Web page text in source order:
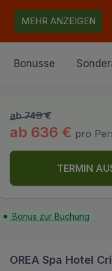
MEHR ANZEIGEN
Bonusse
ab 749 €
ab 636 € pro
TERMIN
Bonus zur Buchung
OREA Spa Hotel